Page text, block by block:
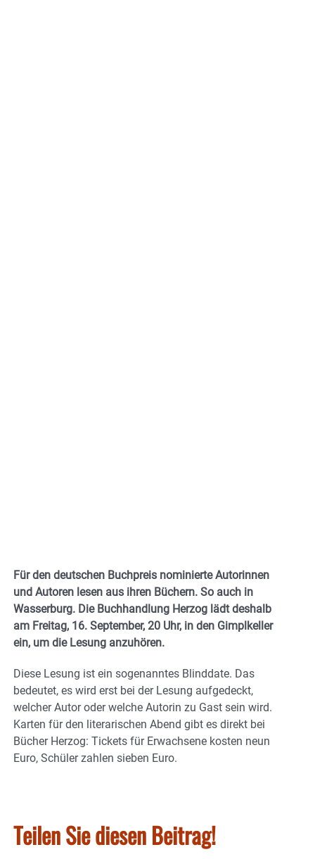
Für den deutschen Buchpreis nominierte Autorinnen
und Autoren lesen aus ihren Büchern. So auch in
Wasserburg. Die Buchhandlung Herzog lädt deshalb
am Freitag, 16. September, 20 Uhr, in den Gimplkeller
ein, um die Lesung anzuhören.
Diese Lesung ist ein sogenanntes Blinddate. Das
bedeutet, es wird erst bei der Lesung aufgedeckt,
welcher Autor oder welche Autorin zu Gast sein wird.
Karten für den literarischen Abend gibt es direkt bei
Bücher Herzog: Tickets für Erwachsene kosten neun
Euro, Schüler zahlen sieben Euro.
Teilen Sie diesen Beitrag!